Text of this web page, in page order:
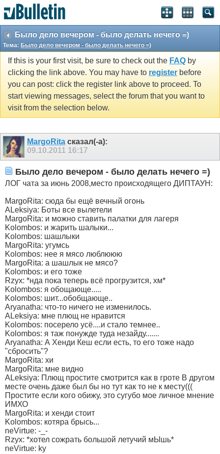
Было дело вечером - было делать нечего =)
Тема: Было дело вечером - было делать нечего =)
If this is your first visit, be sure to check out the FAQ by
clicking the link above. You may have to register before
you can post: click the register link above to proceed. To
start viewing messages, select the forum that you want to
visit from the selection below.
MargoRita сказал(-а):
09.10.2011 16:17
Было дело вечером - было делать нечего =)
ЛОГ чата за июнь 2008,место происходящего ДИПТАУН:
MargoRita: сюда бы ещё вечный огонь
ALeksiya: Боты все вылетели
MargoRita: и можно ставить палатки для лагеря
Kolombos: и жарить шалыки...
Kolombos: шашлыки
MargoRita: угумсь
Kolombos: нее я мясо люблююю
MargoRita: а шашлык не мясо?
Kolombos: и его тоже
Rzyx: *нда пока теперь всё прогрузится, хм*
Kolombos: я обощающе.....
Kolombos: шит...обобщающе..
Aryanatha: что-то ничего не изменилось.
ALeksiya: мне плющ не нравится
Kolombos: посерело усё....и стало темнее..
Kolombos: я таж понужде туда незайду.......
Aryanatha: А Хенди Кеш если есть, то его тоже надо
"сбросить"?
MargoRita: хи
MargoRita: мне видно
ALeksiya: Плющ простите смотрится как в гроте В другом
месте очень даже был бы но тут как то не к месту(((
Простите если кого обижу, это сугубо мое личное мнение
ИМХО
MargoRita: и хенди стоит
Kolombos: котяра брысь...
neVirtue: -_-
Rzyx: *хотел сожрать большой летучий мЫшь*
neVirtue: ky